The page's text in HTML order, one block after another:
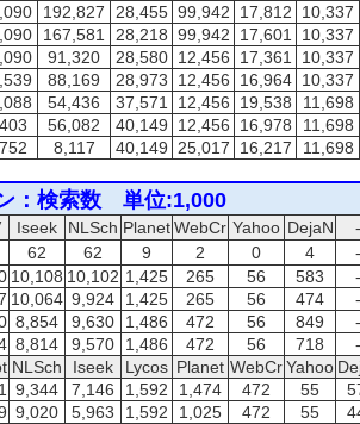
192,827 28,455 99,942 17,812
10,337
167,581 28,218 99,942 17,601
10,337
91,320 28,580 12,456 17,361
10,337
88,169 28,973 12,456 16,964 10,337
54,436 37,571 12,456 19,538
11,698
56,082 40,149 12,456 16,978
11,698
8,117 40,149 25,017 16,217 11,698
：検索数 単位:1,000
Iseek NLSch PlanetWebCr Yahoo DejaN
62 62 9 2 0 4
10,108 10,102 1,425 265 56 583
10,064 9,924 1,425 265 56 474
8,854 9,630 1,486 472 56 849
8,814 9,570 1,486 472 56 718
NLSch Iseek Lycos Planet WebCrYahoo
9,344 7,146 1,592 1,474 472 55
9,020 5,963 1,592 1,025 472 55